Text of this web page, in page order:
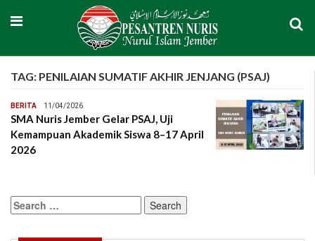
TAG: PENILAIAN SUMATIF AKHIR JENJANG (PSAJ)
BERITA 11/04/2026
SMA Nuris Jember Gelar PSAJ, Uji
Kemampuan Akademik Siswa 8–17 April
2026
Search
for: